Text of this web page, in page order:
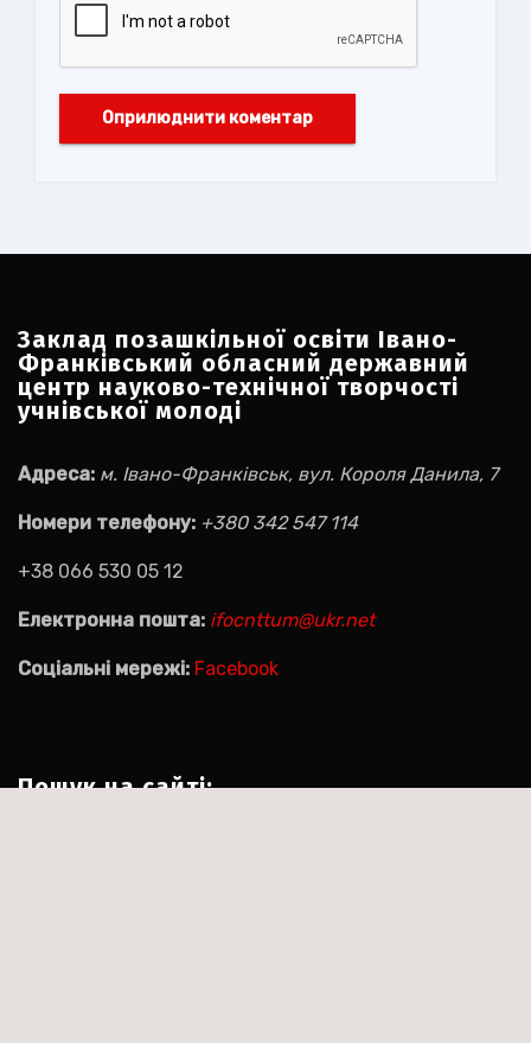
Заклад позашкільної освіти Івано-
Франківський обласний державний
центр науково-технічної творчості
учнівської молоді
Адреса: м. Івано-Франківськ, вул. Короля Данила, 7
Номери телефону: +380 342 547 114
+38 066 530 05 12
Електронна пошта: ifocnttum@ukr.net
Соціальні мережі: Facebook
Пошук на сайті: